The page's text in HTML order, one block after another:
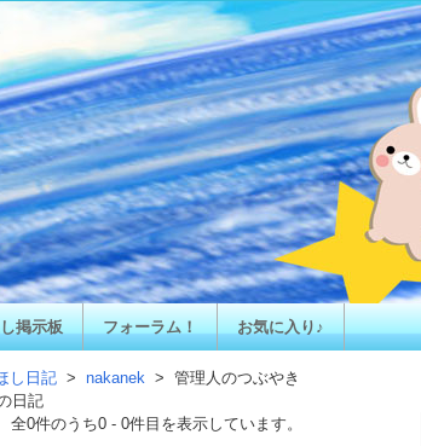
掲示板 フォーラム！ お気に入り♪
し日記 > nakanek > 管理人のつぶやき
日記
全0件のうち0- 0件目を表示しています。